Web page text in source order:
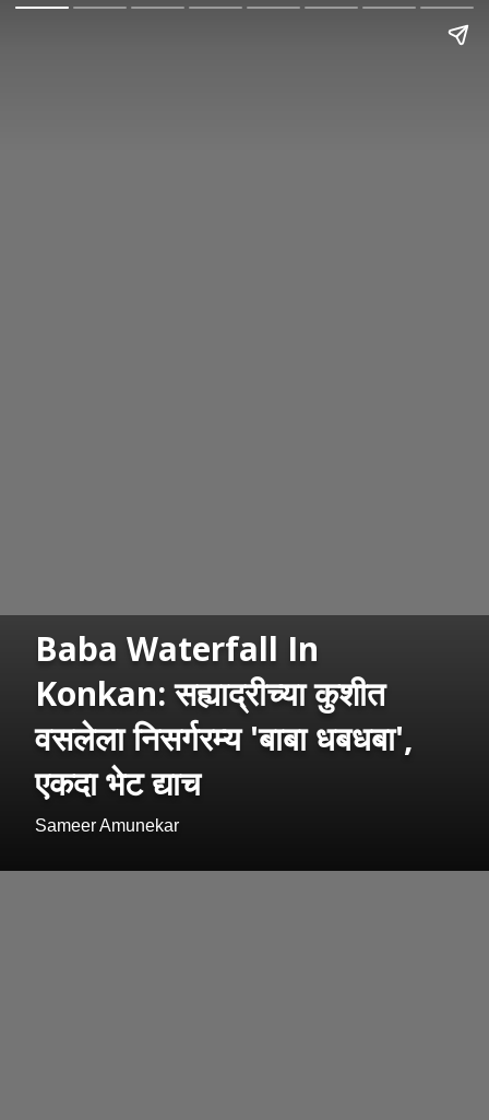
Baba Waterfall In
Konkan: सह्याद्रीच्या कुशीत
वसलेला निसर्गरम्य 'बाबा धबधबा',
एकदा भेट द्याच
Sameer Amunekar